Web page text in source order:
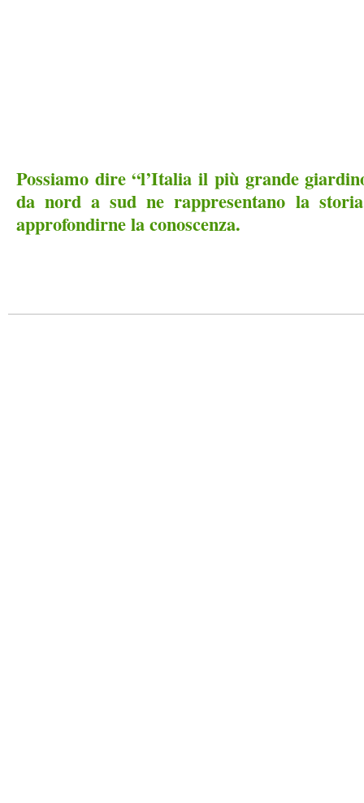
Possiamo dire “l’Italia il più grande
da nord a sud ne rappresentano la
approfondirne la conoscenza.